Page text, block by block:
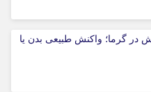
در گرما؛ واکنش طبیعی بدن یا